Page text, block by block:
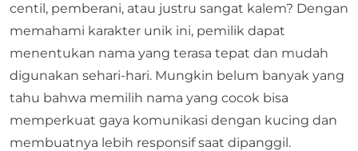
centil, pemberani, atau justru sangat kalem? Dengan
memahami karakter unik ini, pemilik dapat
menentukan nama yang terasa tepat dan mudah
digunakan sehari-hari. Mungkin belum banyak yang
tahu bahwa memilih nama yang cocok bisa
memperkuat gaya komunikasi dengan kucing dan
membuatnya lebih responsif saat dipanggil.